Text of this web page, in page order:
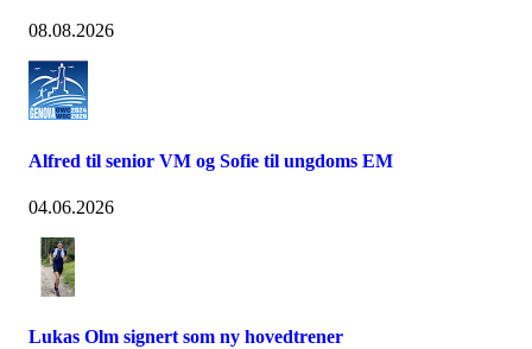
08.08.2026
Alfred til senior VM og Sofie til ungdoms EM
04.06.2026
Lukas Olm signert som ny hovedtrener